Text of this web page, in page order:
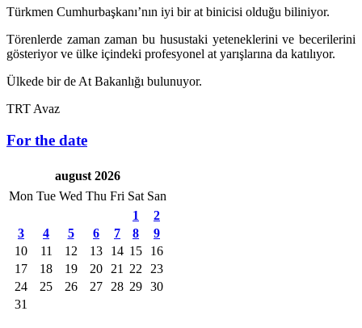
Türkmen Cumhurbaşkanı’nın iyi bir at binicisi olduğu biliniyor.
Törenlerde zaman zaman bu husustaki yeteneklerini ve becerilerini
gösteriyor ve ülke içindeki profesyonel at yarışlarına da katılıyor.
Ülkede bir de At Bakanlığı bulunuyor.
TRT Avaz
For the date
august 2026
Mon Tue Wed Thu Fri Sat San
1
2
3
4 5 6 7 8
9
10
11 12 13 14 15
16
17
18 19 20 21 22
23
24
25 26 27 28 29 30
31